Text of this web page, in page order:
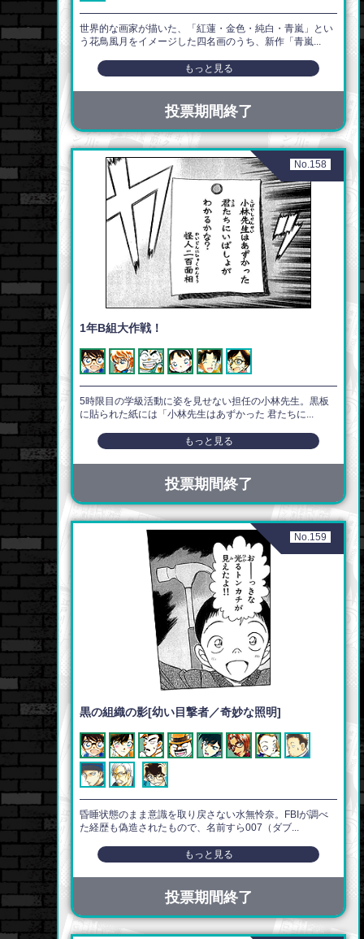
世界的な画家が描いた、「紅蓮・金色・純白・青嵐」とい
う花鳥風月をイメージした四名画のうち、新作「青嵐...
もっと見る
投票期間終了
No.158
1年B組大作戦！
5時限目の学級活動に姿を見せない担任の小林先生。黒板
に貼られた紙には「小林先生はあずかった 君たちに...
もっと見る
投票期間終了
No.159
黒の組織の影[幼い目撃者／奇妙な照明]
昏睡状態のまま意識を取り戻さない水無怜奈。FBIが調べ
た経歴も偽造されたもので、名前すら007（ダブ...
もっと見る
投票期間終了